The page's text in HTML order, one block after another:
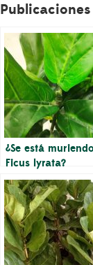
¿Se está
Ficus lyrata?